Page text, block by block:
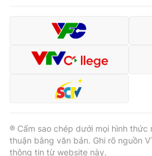
® Cấm sao chép dưới mọi hình thức
thuận bằng văn bản. Ghi rõ nguồn
thông tin từ website này.